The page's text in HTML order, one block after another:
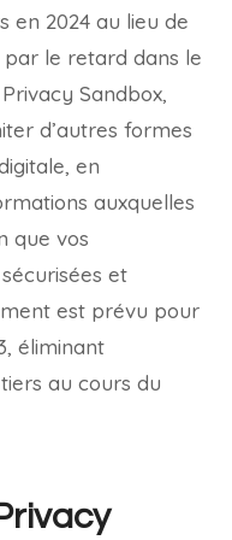
en 2024 au lieu de
par le retard dans le
Sandbox,
d’autres formes
en
auxquelles
que vos
et
est prévu pour
éliminant
au cours du